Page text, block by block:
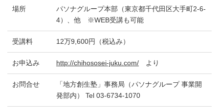
場所
パソナグループ本部（東京都千代田区大手町2-6-
4）、他 ※WEB受講も可能
受講料 12万9,600円（税込み）
お申込み http://chihososei-juku.com/ より
お問合せ
「地方創生塾」事務局（パソナグループ 事業開
発部内） Tel 03-6734-1070